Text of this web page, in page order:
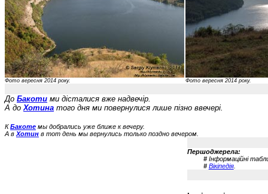
Фото вересня 2014 року. Фото вересня 2014 року.
До Бакоти ми дісталися вже надвечір.
А доХотина того дня ми повернулися лише пізно ввечері.
КБакоте мы добрались уже ближе к вечеру.
А в Хотин в тот день мы вернулись только поздно вечером.
Першоджерела:
#Інформаційні
# Вікіпедія.